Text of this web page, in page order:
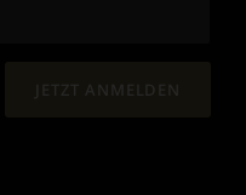
JETZT ANMELDEN